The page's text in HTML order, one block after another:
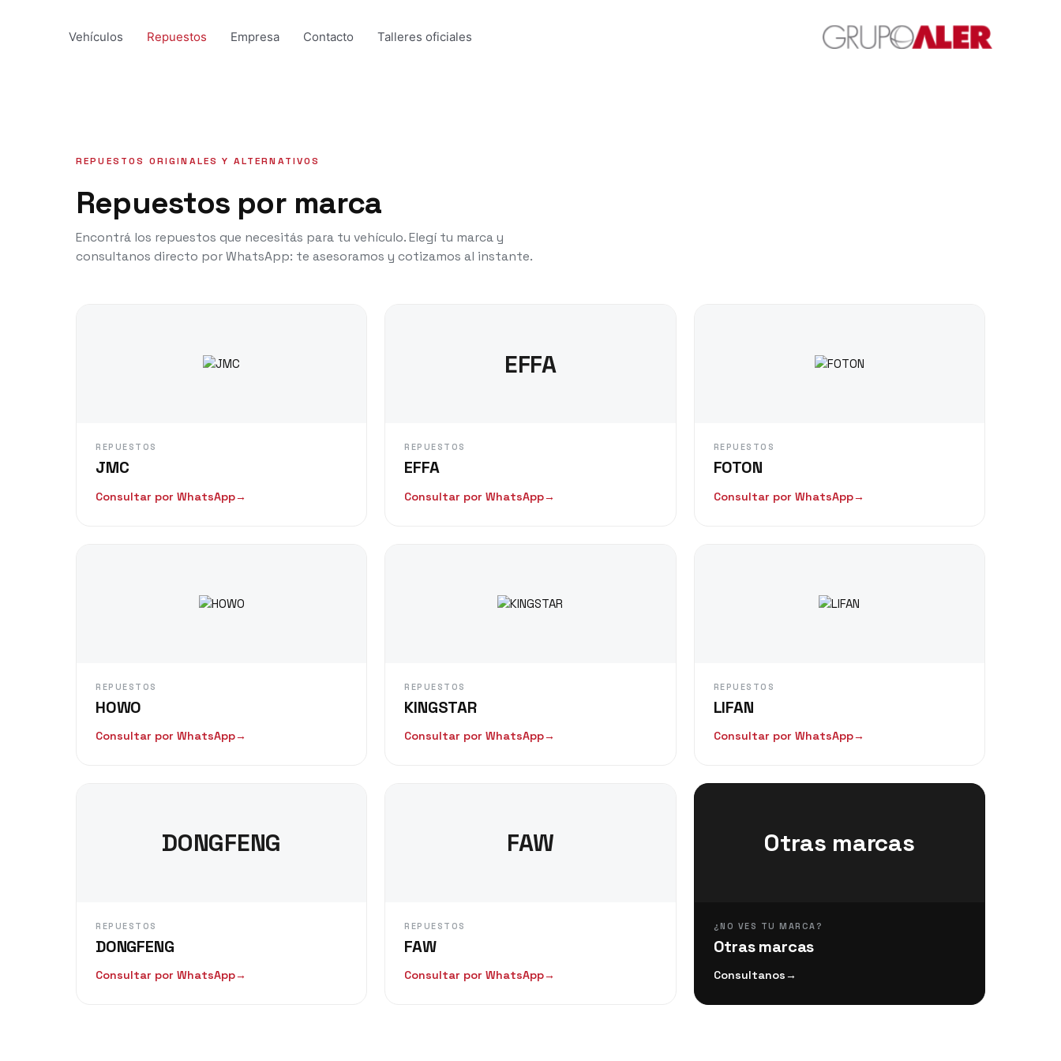
Vehículos Repuestos Empresa Contacto Talleres oficiales
REPUESTOS ORIGINALES Y ALTERNATIVOS
Repuestos por marca
Encontrá los repuestos que necesitás para tu vehículo. Elegí tu marca y
consultanos directo por WhatsApp: te asesoramos y cotizamos al instante.
REPUESTOS
JMC
Consultar por WhatsApp→
EFFA
REPUESTOS
EFFA
Consultar por WhatsApp→
REPUESTOS
FOTON
Consultar por WhatsApp→
REPUESTOS
HOWO
Consultar por WhatsApp→
REPUESTOS
KINGSTAR
Consultar por WhatsApp→
REPUESTOS
LIFAN
Consultar por WhatsApp→
DONGFENG
REPUESTOS
DONGFENG
Consultar por WhatsApp→
FAW
REPUESTOS
FAW
Consultar por WhatsApp→
Otras marcas
¿NO VES TU MARCA?
Otras marcas
Consultanos→